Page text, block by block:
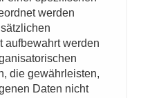
werden
aufbewahrt werden
die gewährleisten,
Daten nicht